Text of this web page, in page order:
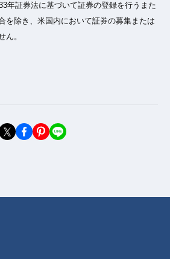
年証券法に基づいて証券の登録を行うまた
を除き、米国内において証券の募集または
ん。